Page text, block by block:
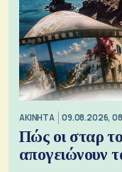
ΑΚΙΝΗΤΑ 09.08.2026,
Πώς οι σταρ
απογειώνουν